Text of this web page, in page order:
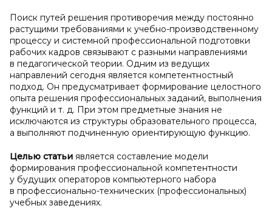
Поиск путей решения противоречия между постоянно
растущими требованиями к учебно-производственному
процессу и системной профессиональной подготовки
рабочих кадров связывают с разными направлениями
в педагогической теории. Одним из ведущих
направлений сегодня является компетентностный
подход. Он предусматривает формирование целостного
опыта решения профессиональных заданий, выполнения
функций и т. д. При этом предметные знания не
исключаются из структуры образовательного процесса,
а выполняют подчиненную ориентирующую функцию.
Целью статьи является составление модели
формирования профессиональной компетентности
у будущих операторов компьютерного набора
в профессионально-технических (профессиональных)
учебных заведениях.